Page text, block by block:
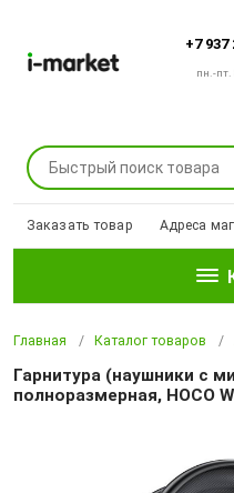
+7 937
пн.-пт.
Заказать товар Адреса
Главная Каталог товаров
Гарнитура (наушники с
полноразмерная, HOCO